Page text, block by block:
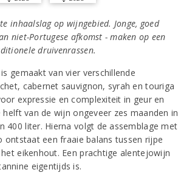
inhaalslag op wijngebied. Jonge, goed
niet-Portugese afkomst - maken op een
druivenrassen.
is gemaakt van vier verschillende
cabernet sauvignon, syrah en touriga
expressie en complexiteit in geur en
van de wijn ongeveer zes maanden in
400 liter. Hierna volgt de assemblage met
ontstaat een fraaie balans tussen rijpe
eikenhout. Een prachtige alentejowijn
eigentijds is.